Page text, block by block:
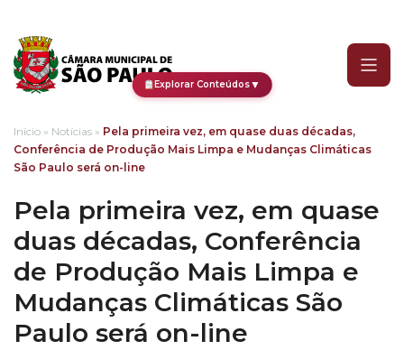
Explorar Conteúdos▼
Início » Notícias » Pela primeira vez, em quase duas décadas,
Conferência de Produção Mais Limpa e Mudanças Climáticas
São Paulo será on-line
Pela primeira vez, em quase
duas décadas, Conferência
de Produção Mais Limpa e
Mudanças Climáticas São
Paulo será on-line